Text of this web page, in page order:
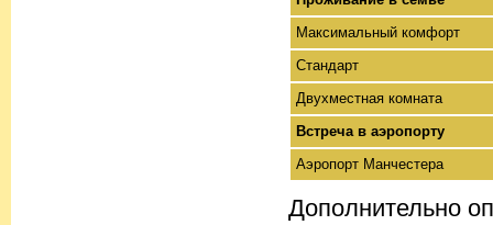
Максимальный комфорт
Стандарт
Двухместная комната
Встреча в аэропорту
Аэропорт Манчестера
Дополнительно